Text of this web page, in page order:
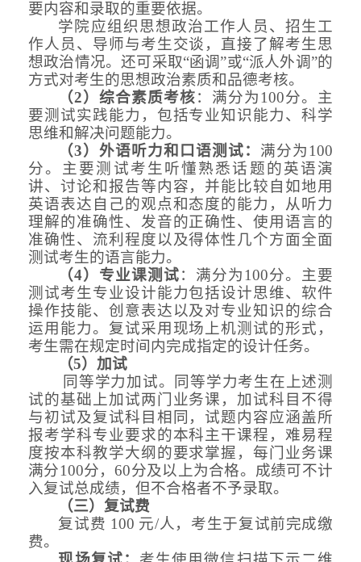
要内容和录取的重要依据。
学院应组织思想政治工作人员、招生工
作人员、导师与考生交谈，直接了解考生思
想政治情况。还可采取“函调”或“派人外调”的
方式对考生的思想政治素质和品德考核。
（2）综合素质考核：满分为100分。主
要测试实践能力，包括专业知识能力、科学
思维和解决问题能力。
（3）外语听力和口语测试： 满分为100
分。主要测试考生听懂熟悉话题的英语演
讲、讨论和报告等内容，并能比较自如地用
英语表达自己的观点和态度的能力，从听力
理解的准确性、发音的正确性、使用语言的
准确性、流利程度以及得体性几个方面全面
测试考生的语言能力。
（4） 专业课测试：满分为100分。 主要
测试考生专业设计能力包括设计思维、软件
操作技能、创意表达以及对专业知识的综合
运用能力。复试采用 现场上机测试的形式，
考生需在规定时间内完成指定的设计任务。
（5） 加试
同等学力加试。同等学力考生在上述测
试的基础上加试两门业务课，加试科目不得
与初试及复试科目相同，试题内容应涵盖所
报考学科专业要求的本科主干课程，难易程
度按本科教学大纲的要求掌握，每门业务课
满分100分，60分及以上为合格。成绩可不计
入复试总成绩，但不合格者不予录取。
（三） 复试费
复试费 100 元/人，考生于复试前完成缴
费。